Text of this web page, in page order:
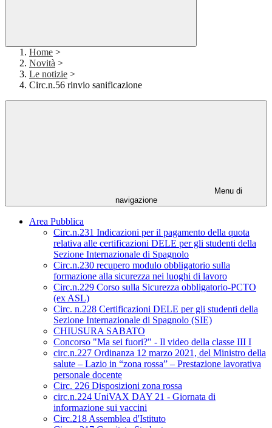
Home >
Novità >
Le notizie >
Circ.n.56 rinvio sanificazione
Menu di
navigazione
Area Pubblica
Circ.n.231 Indicazioni per il pagamento della quota
relativa alle certificazioni DELE per gli studenti della
Sezione Internazionale di Spagnolo
Circ.n.230 recupero modulo obbligatorio sulla
formazione alla sicurezza nei luoghi di lavoro
Circ.n.229 Corso sulla Sicurezza obbligatorio-PCTO
(ex ASL)
Circ. n.228 Certificazioni DELE per gli studenti della
Sezione Internazionale di Spagnolo (SIE)
CHIUSURA SABATO
Concorso "Ma sei fuori?" - Il video della classe III I
circ.n.227 Ordinanza 12 marzo 2021, del Ministro della
salute – Lazio in “zona rossa” – Prestazione lavorativa
personale docente
Circ. 226 Disposizioni zona rossa
circ.n.224 UniVAX DAY 21 - Giornata di
informazione sui vaccini
Circ.218 Assemblea d'Istituto